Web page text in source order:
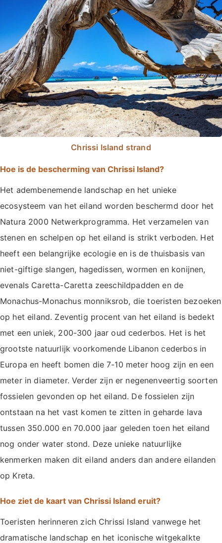
Chrissi Island strand
Hoe is de bescherming van Chrissi Island?
Het adembenemende landschap en het unieke
ecosysteem van het eiland worden beschermd door het
Natura 2000 Netwerkprogramma. Het verzamelen van
stenen en schelpen op het eiland is strikt verboden. Het
heeft een belangrijke ecologie en is de thuisbasis van
niet-giftige slangen, hagedissen, wormen en konijnen,
evenals Caretta-Caretta zeeschildpadden en de
Monachus-Monachus monniksrob, die toeristen bezoeken
op het eiland. Zeventig procent van het eiland is bedekt
met een uniek, 200-300 jaar oud cederbos. Het is het
grootste natuurlijk voorkomende Libanon cederbos in
Europa en heeft bomen die 7-10 meter hoog zijn en een
meter in diameter. Verder zijn er negenenveertig soorten
fossielen gevonden op het eiland. De fossielen zijn
ontstaan na het vast komen te zitten in geharde lava
tussen 350.000 en 70.000 jaar geleden toen het eiland
nog onder water stond. Deze unieke natuurlijke
kenmerken maken dit eiland anders dan andere eilanden
op Kreta.
Hoe ziet de kaart van Chrissi Island eruit?
Toeristen herinneren zich Chrissi Island vanwege het
dramatische landschap en het iconische witgekalkte